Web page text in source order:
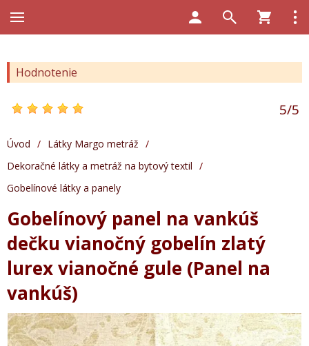
Hodnotenie
5/5
Úvod / Látky Margo metráž /
Dekoračné látky a metráž na bytový textil /
Gobelínové látky a panely
Gobelínový panel na vankúš
dečku vianočný gobelín zlatý
lurex vianočné gule (Panel na
vankúš)